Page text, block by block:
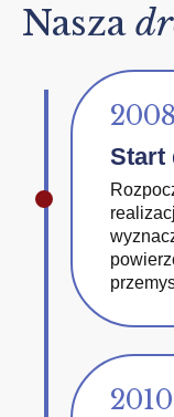
Nasza
2008
Start
2010